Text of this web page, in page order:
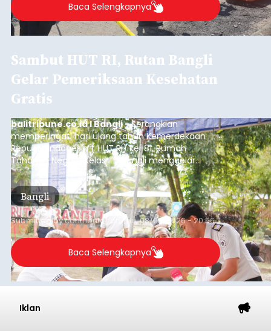
Baca Selengkapnya
Sambut HUT RI, Rutan Bangli
Gelar Pemeriksaan Kesehatan
Gratis
balitribune.co.id I Bangli -Serangkian
memperingati hari ulang tahun Kemerdekaan
Republik Indonesia ( HUT RI) ke-81, Rumah
Tahanan Negara Kelas II B Bangli menggelar
kegiatan pemeriksaan kesehatan gratis, Rabu
(6/8/2026).
Bangli
Submitted bycontributor Thu, 08/06/2026 - 20:56
Baca Selengkapnya
Iklan